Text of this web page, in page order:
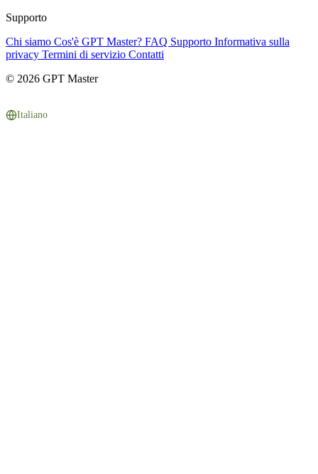
Supporto
Chi siamo Cos'è GPT Master? FAQ Supporto Informativa sulla
privacy Termini di servizio Contatti
© 2026 GPT Master
Italiano